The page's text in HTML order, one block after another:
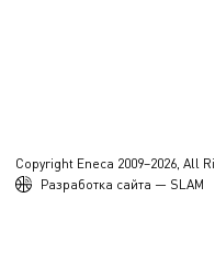
Copyright Eneca 2009–2026, All
Разработка сайта — SLAM